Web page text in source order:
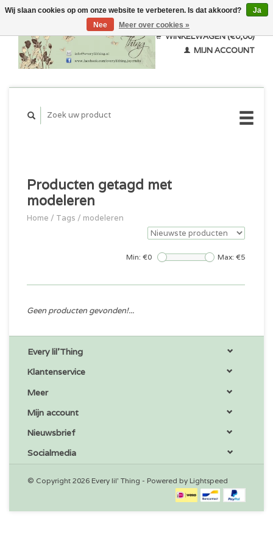
WINKELWAGEN (€0,00)
MIJN ACCOUNT
Producten getagd met
modeleren
Home / Tags / modeleren
Min: €0 Max: €5
Geen producten gevonden!...
Every lil'Thing
Klantenservice
Meer
Mijn account
Nieuwsbrief
Socialmedia
© Copyright 2026 Every lil' Thing - Powered by Lightspeed
Wij slaan cookies op om onze website te verbeteren. Is dat akkoord?
Ja
Nee
Meer over cookies »